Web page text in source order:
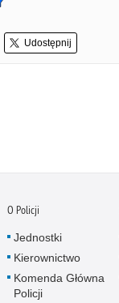
Udostępnij
O Policji
Jednostki
Kierownictwo
Komenda Główna
Policji